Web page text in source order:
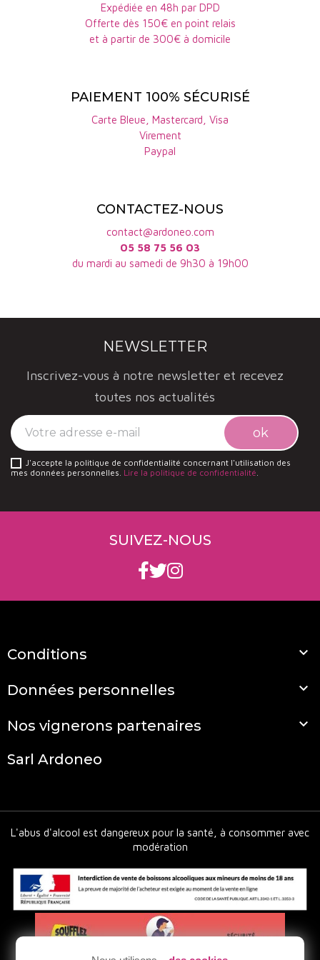
Expédiée en 48h par DPD
Offerte dès 150€ en point relais
et à partir de 300€ à domicile
PAIEMENT 100% SÉCURISÉ
Carte Bleue, Mastercard, Visa
Virement
Paypal
CONTACTEZ-NOUS
contact@ardoneo.com
05 58 75 56 03
du mardi au samedi de 9h30 à 19h00
NEWSLETTER
Inscrivez-vous à notre newsletter et recevez
toutes nos actualités
J'accepte la politique de confidentialité concernant l'utilisation des
mes données personnelles. Lire la politique de confidentialité.
SUIVEZ-NOUS
Conditions 
Données personnelles 
Nos vignerons partenaires 
Sarl Ardoneo
L'abus d'alcool est dangereux pour la santé, à consommer avec
modération